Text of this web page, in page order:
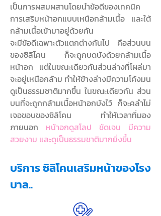
เป็นการผสมผสานโดยนำข้อดีของเทคนิค
การเสริมหน้าอกแบบเหนือกล้ามเนื้อ และใต้
กล้ามเนื้อเข้ามาอยู่ด้วยกัน
จะมีข้อดีเฉพาะตัวแตกต่างกันไป คือส่วนบน
ของซิลิโคน ก็จะถูกบดบังด้วยกล้ามเนื้อ
หน้าอก แต่ในขณะเดียวกันส่วนล่างที่โผล่มา
จะอยู่เหนือกล้าม ทำให้ข้างล่างมีความโค้งมน
ดูเป็นธรรมชาติมากขึ้น ในขณะเดียวกัน ส่วน
บนที่จะถูกกล้ามเนื้อหน้าอกบังไว้ ก็จะคลำไม่
เจอขอบของซิลิโคน ทำให้เวลาที่มอง
ภายนอก หน้าอกดูสโลป ชัดเจน มีความ
สวยงาม และดูเป็นธรรมชาติมากยิ่งขึ้น
บริการ ซิลิโคนเสริมหน้าของโรง
บาล..